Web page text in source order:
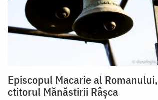
Episcopul Macarie al Romanului,
ctitorul Mănăstirii Râșca